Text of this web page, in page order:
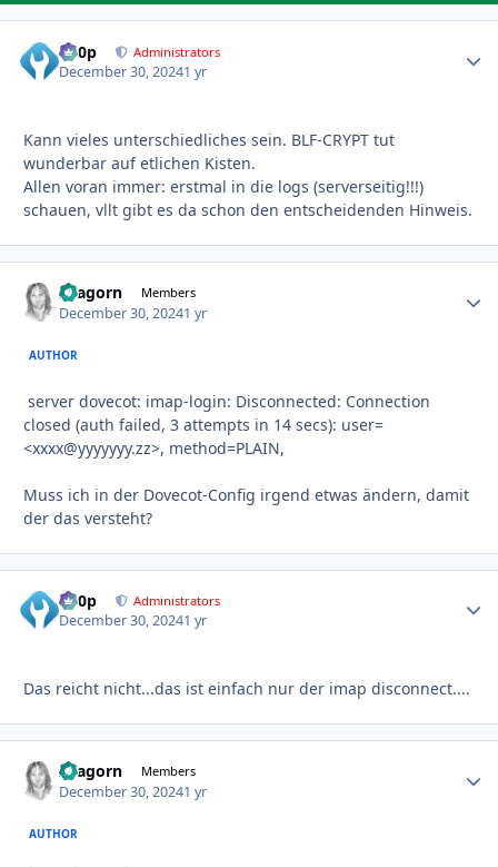
d00p Administrators
December 30, 20241 yr
Kann vieles unterschiedliches sein. BLF-CRYPT tut
wunderbar auf etlichen Kisten.
Allen voran immer: erstmal in die logs (serverseitig!!!)
schauen, vllt gibt es da schon den entscheidenden Hinweis.
Aragorn Members
December 30, 20241 yr
AUTHOR
server dovecot: imap-login: Disconnected: Connection
closed (auth failed, 3 attempts in 14 secs): user=
<xxxx@yyyyyyy.zz>, method=PLAIN,
Muss ich in der Dovecot-Config irgend etwas ändern, damit
der das versteht?
d00p Administrators
December 30, 20241 yr
Das reicht nicht...das ist einfach nur der imap disconnect....
Aragorn Members
December 30, 20241 yr
AUTHOR